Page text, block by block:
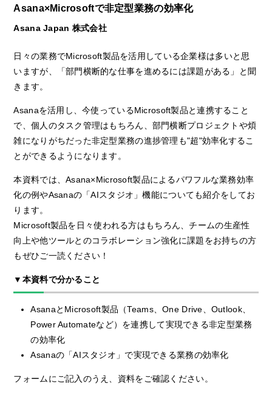
Asana×Microsoftで非定型業務の効率化
Asana Japan 株式会社
日々の業務でMicrosoft製品を活用している企業様は多いと思
いますが、「部門横断的な仕事を進めるには課題がある」と聞
きます。
Asanaを活用し、今使っているMicrosoft製品と連携すること
で、個人のタスク管理はもちろん、部門横断プロジェクトや煩
雑になりがちだった非定型業務の進捗管理も"超"効率化するこ
とができるようになります。
本資料では、Asana×Microsoft製品によるパワフルな業務効率
化の例やAsanaの「AIスタジオ」機能についても紹介をしてお
ります。
Microsoft製品を日々使われる方はもちろん、チームの生産性
向上や他ツールとのコラボレーション強化に課題をお持ちの方
もぜひご一読ください！
▼本資料で分かること
AsanaとMicrosoft製品（Teams、One Drive、Outlook、
Power Automateなど）を連携して実現できる非定型業務
の効率化
Asanaの「AIスタジオ」で実現できる業務の効率化
フォームにご記入のうえ、資料をご確認ください。